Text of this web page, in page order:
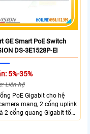
GE Smart PoE Switch
DS-3E1528P-EI
5%-35%
Liên hệ
PoE Gigabit cho hệ
mạng, 2 cổng uplink
2 cổng quang Gigabit tốc
Tổng công suất PoE 370W